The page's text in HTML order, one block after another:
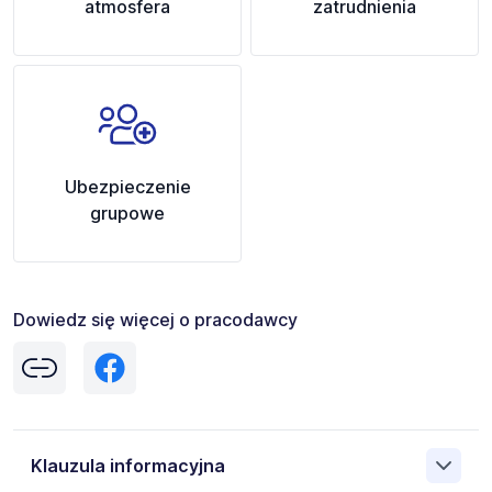
atmosfera zatrudnienia
Ubezpieczenie
grupowe
Dowiedz się więcej o pracodawcy
Klauzula informacyjna